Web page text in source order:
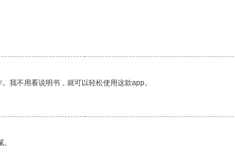
我不用看说明书，就可以轻松使用这款app。